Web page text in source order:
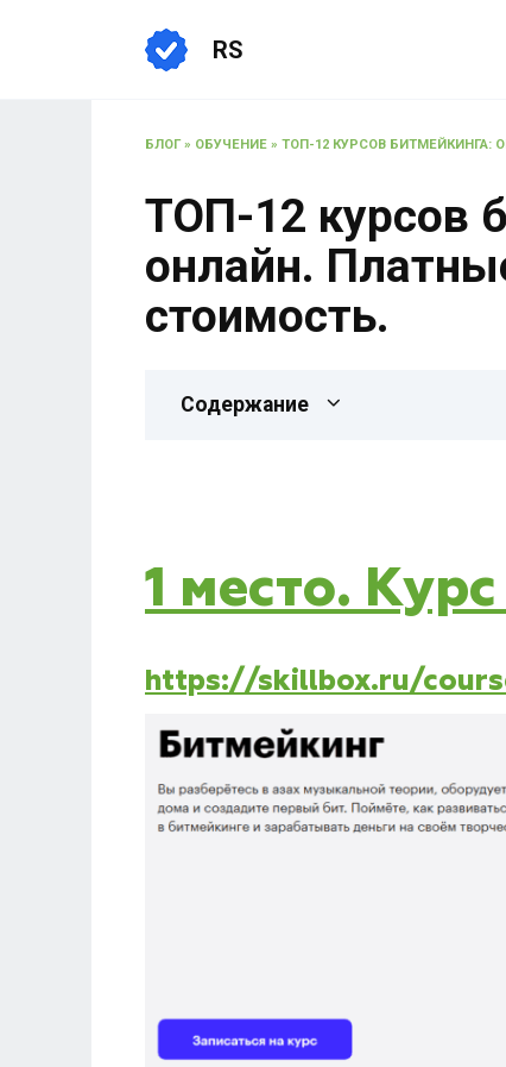
RS
БЛОГ» ОБУЧЕНИЕ » ТОП-12 КУРСОВ БИТМЕЙКИНГА:
ТОП-12 курсов
онлайн.
стоимость.
Содержание
1 место.
https://skillbox.ru/